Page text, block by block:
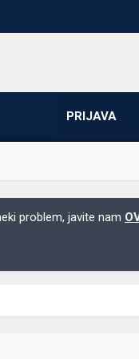
PRIJAVA
problem, javite nam